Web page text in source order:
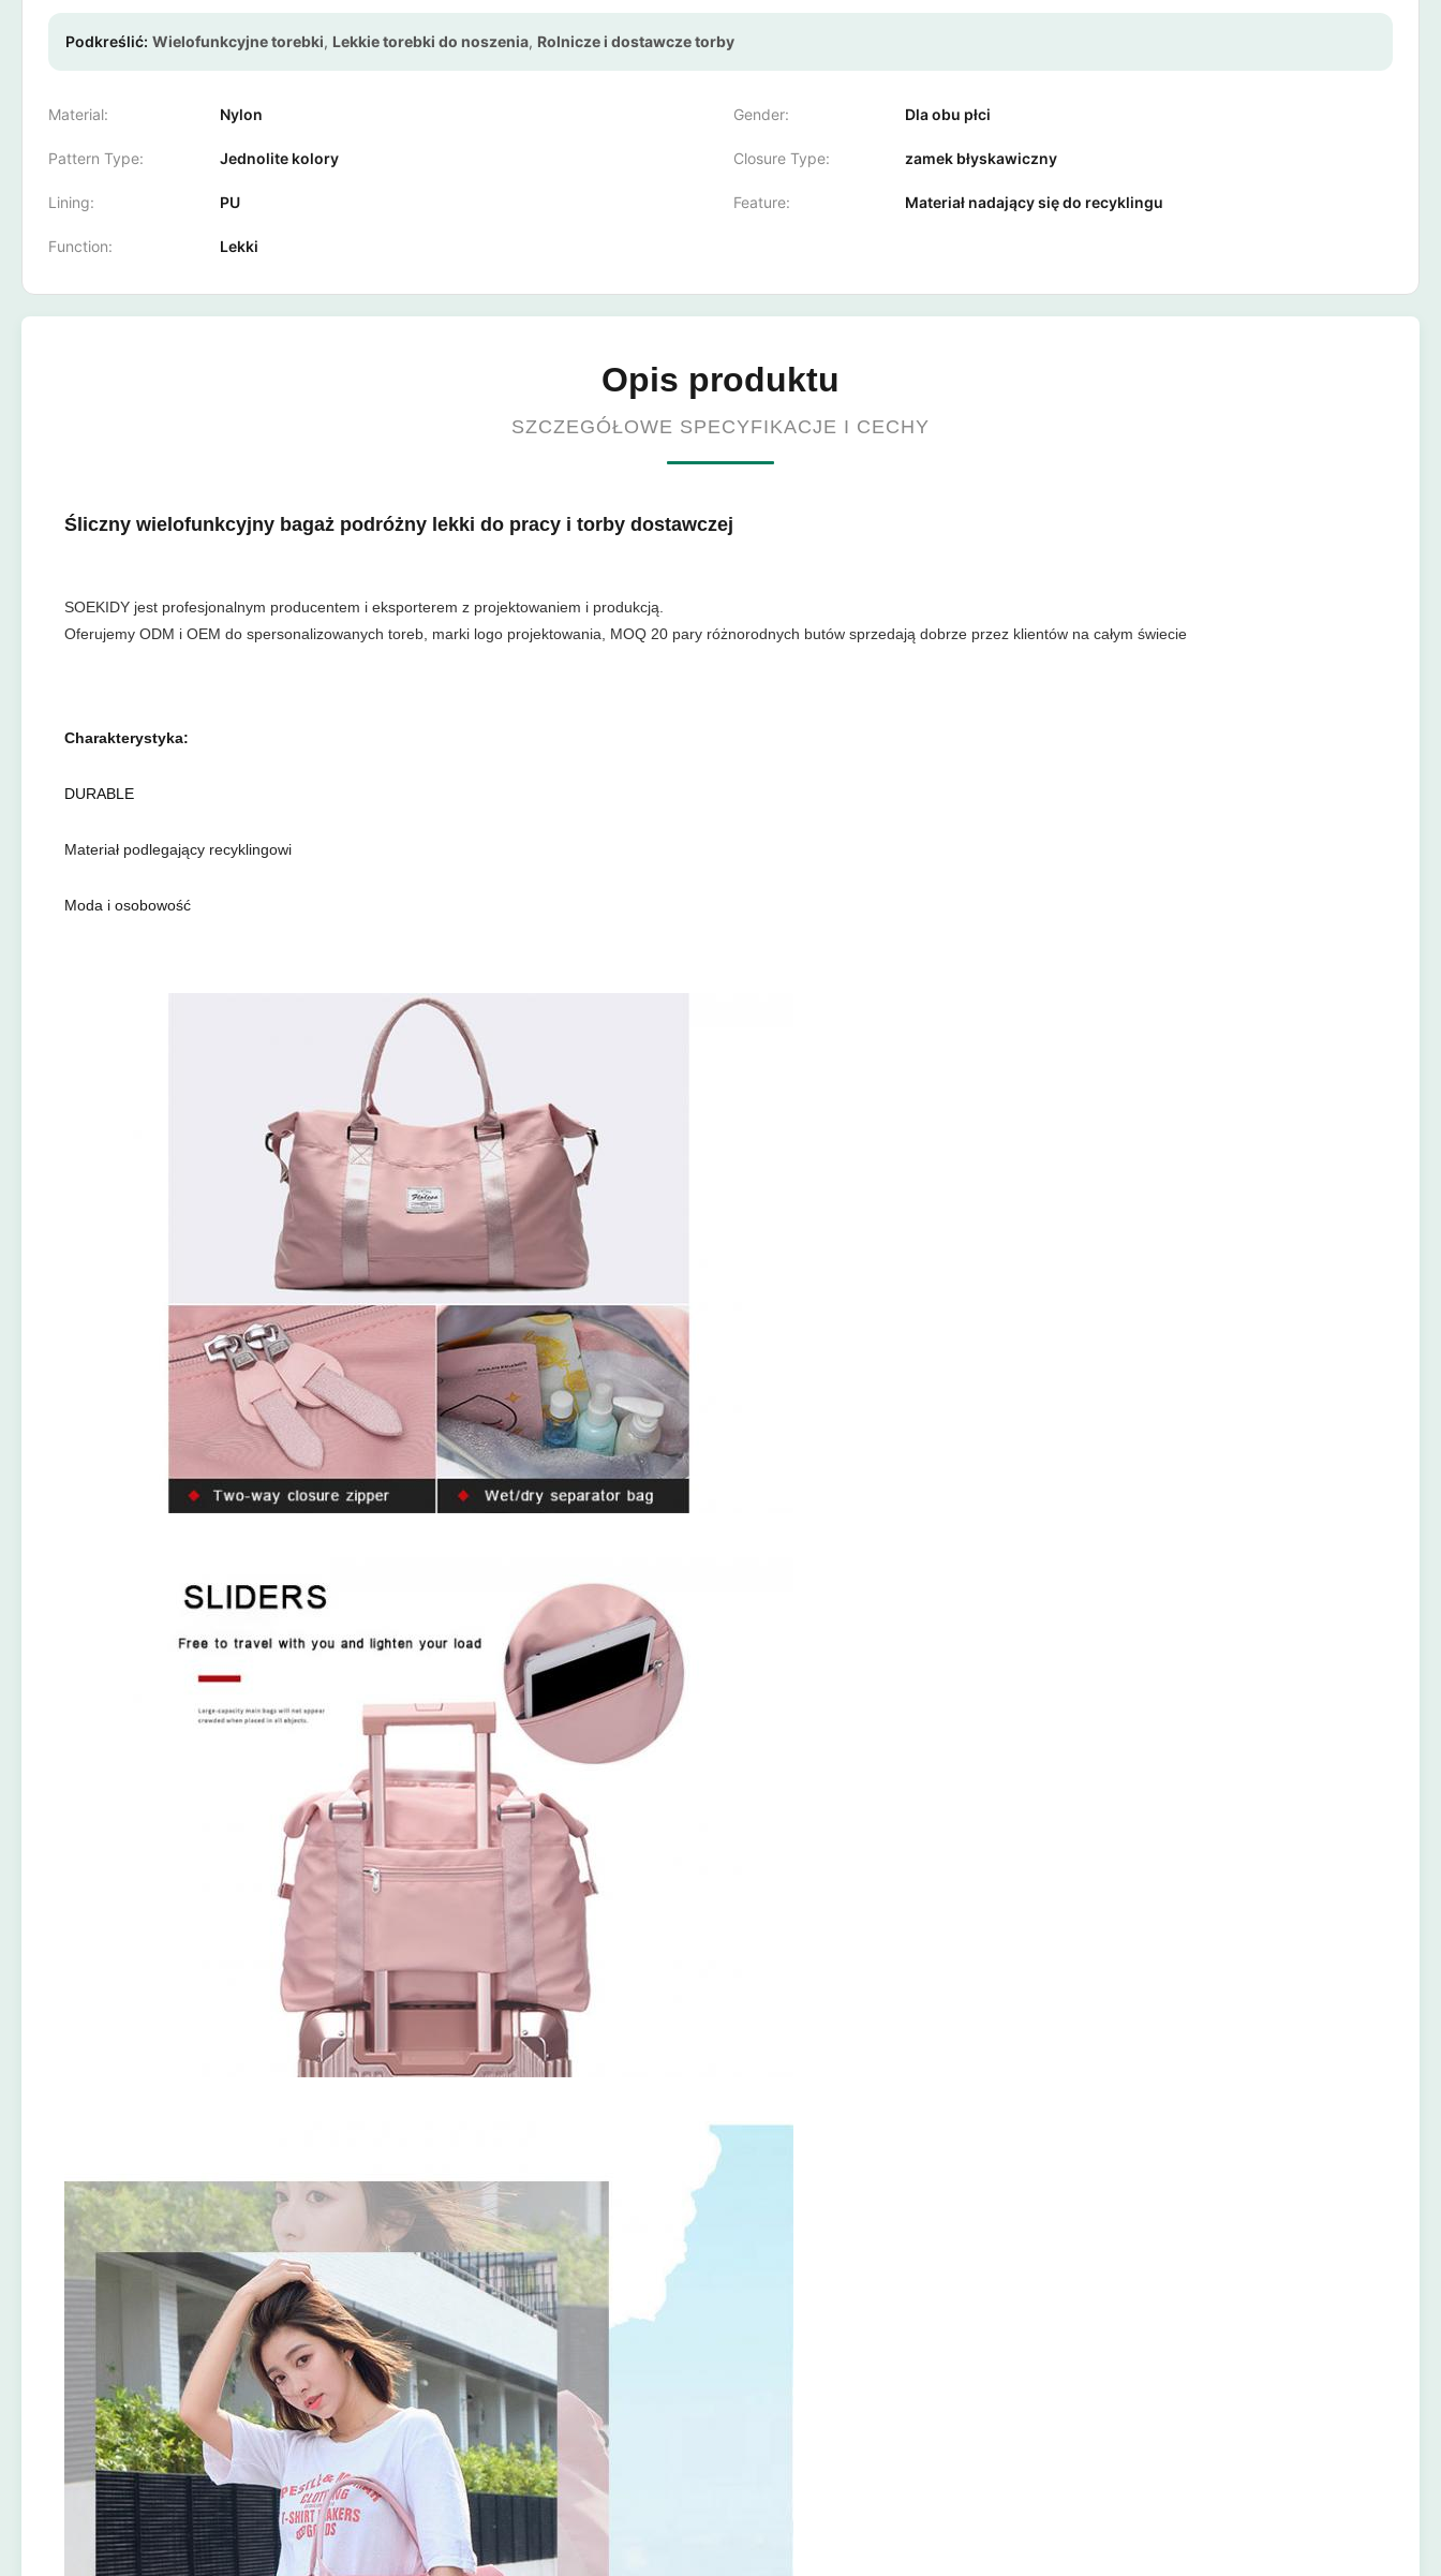
Podkreślić: Wielofunkcyjne torebki, Lekkie torebki do noszenia, Rolnicze i dostawcze torby
Material: Nylon Gender: Dla obu płci
Pattern Type: Jednolite kolory Closure Type: zamek błyskawiczny
Lining: PU Feature: Materiał nadający się do recyklingu
Function: Lekki
Opis produktu
SZCZEGÓŁOWE SPECYFIKACJE I CECHY
Śliczny wielofunkcyjny bagaż podróżny lekki do pracy i torby dostawczej
SOEKIDY jest profesjonalnym producentem i eksporterem z projektowaniem i produkcją.
Oferujemy ODM i OEM do spersonalizowanych toreb, marki logo projektowania, MOQ 20 pary różnorodnych butów sprzedają dobrze przez klientów na całym świecie
Charakterystyka:
DURABLE
Materiał podlegający recyklingowi
Moda i osobowość